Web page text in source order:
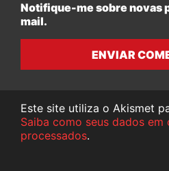
Notifique-me sobre novas
mail.
ENVIAR
Este site utiliza o Akismet
Saiba como seus dados em
processados.